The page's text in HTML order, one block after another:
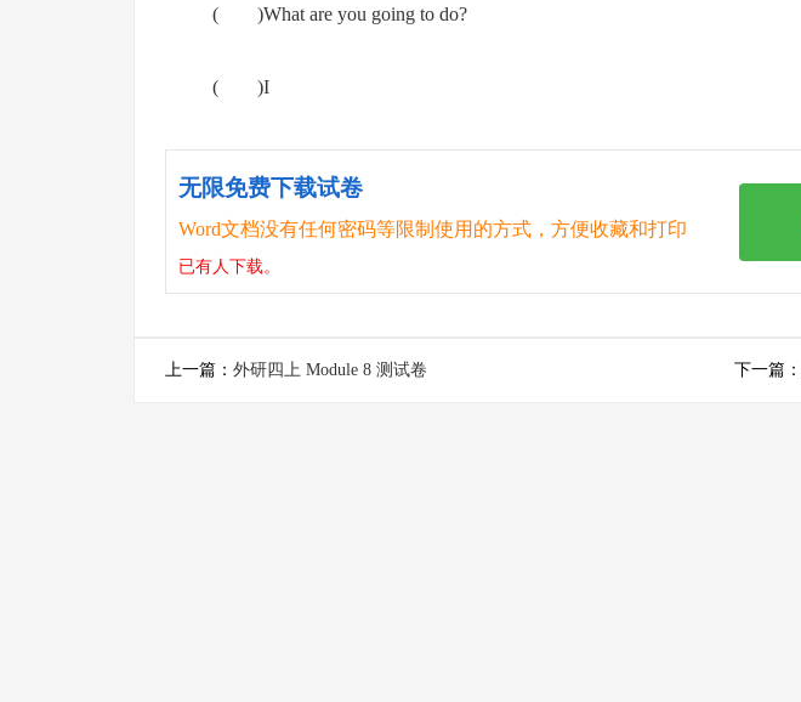
( )What are you going to do?
( )I
无限免费下载试卷
Word文档没有任何密码等限制使用的方式，方便收藏和打印
已有人下载。
上一篇： 外研四上 Module 8 测试卷 下一篇：